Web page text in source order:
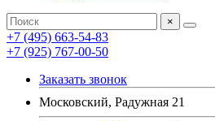
×
+7 (495) 663-54-83
+7 (925) 767-00-50
Заказать звонок
Московский, Радужная 21